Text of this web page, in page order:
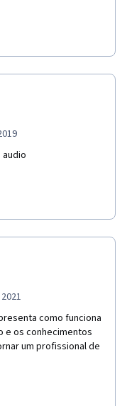
como funciona
e os conhecimentos
um profissional de